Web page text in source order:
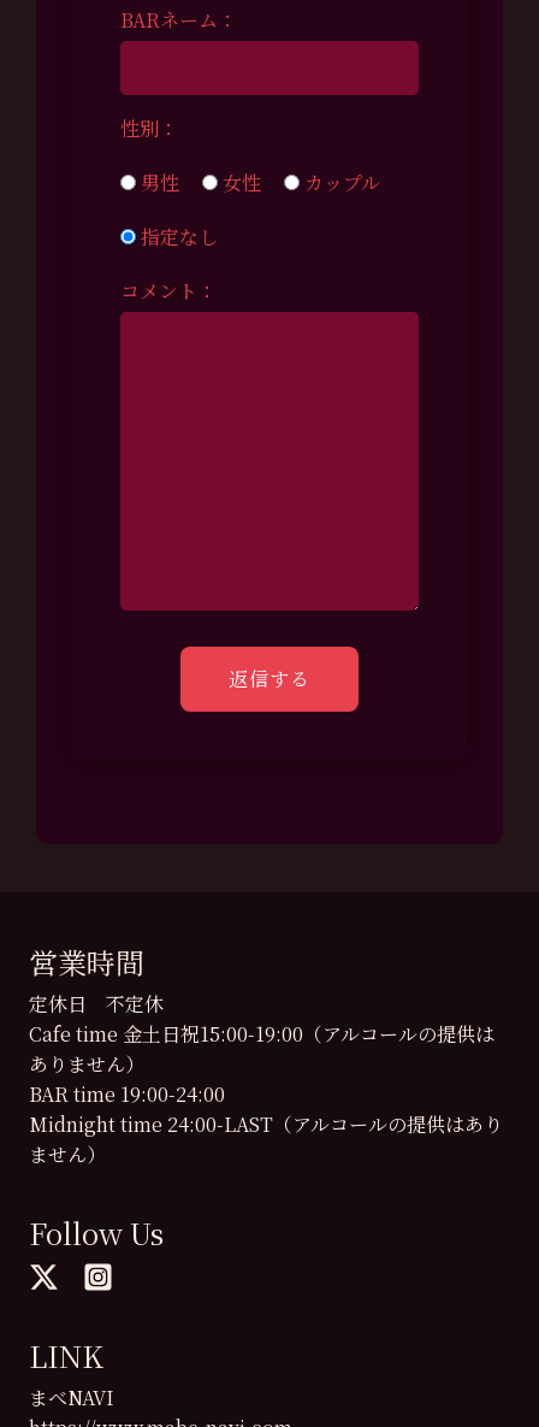
BARネーム：
性別：
男性
女性
カップル
指定なし
コメント：
営業時間
定休日 不定休
Cafe time 金土日祝15:00-19:00（アルコールの提供は
ありません）
BAR time 19:00-24:00
Midnight time 24:00-LAST（アルコールの提供はあり
ません）
Follow Us
LINK
まべNAVI